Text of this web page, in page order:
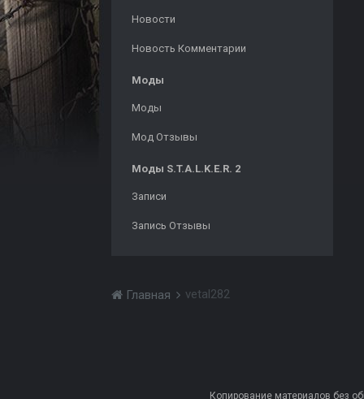
Новости
Новость Комментарии
Моды
Моды
Мод Отзывы
Моды S.T.A.L.K.E.R. 2
Записи
Запись Отзывы
Главная vetal282
Копирование материалов без